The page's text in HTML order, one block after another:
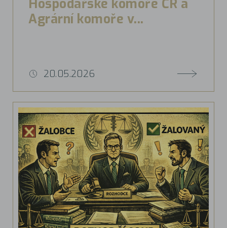
Hospodářské komoře ČR a
Agrární komoře v...
20.05.2026